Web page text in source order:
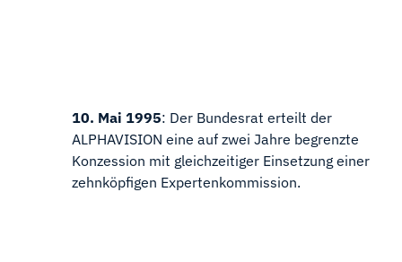
10. Mai 1995: Der Bundesrat erteilt der
ALPHAVISION eine auf zwei Jahre begrenzte
Konzession mit gleichzeitiger Einsetzung einer
zehnköpfigen Expertenkommission.